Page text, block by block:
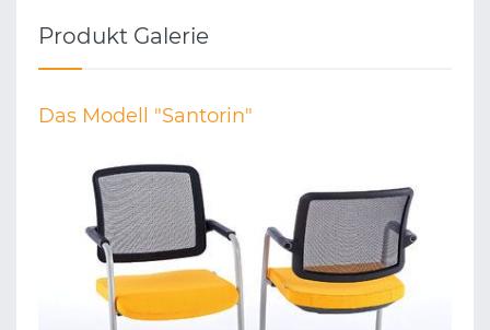
Produkt Galerie
Das Modell "Santorin"